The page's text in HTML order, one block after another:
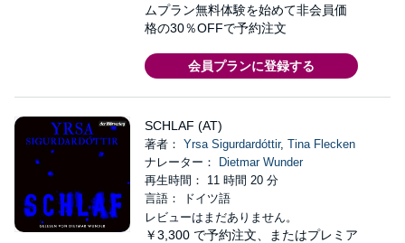
ムプラン無料体験を始めて非会員価
格の30％OFFで予約注文
会員プランに登録する
SCHLAF (AT)
著者： Yrsa Sigurdardóttir, Tina Flecken
ナレーター：
Dietmar Wunder
再生時間： 11 時間 20 分
言語： ドイツ語
レビューはまだありません。
￥3,300 で予約注文、またはプレミア